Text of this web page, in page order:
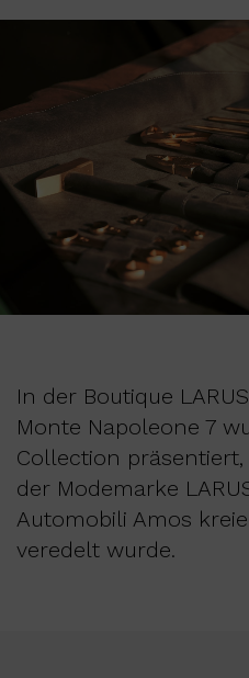
In der Boutique
Monte Napoleone 7
Collection
der Modemarke
Automobili Amos
veredelt wurde.